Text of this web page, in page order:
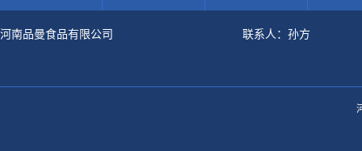
河南品曼食品有限公司 联系人：孙方